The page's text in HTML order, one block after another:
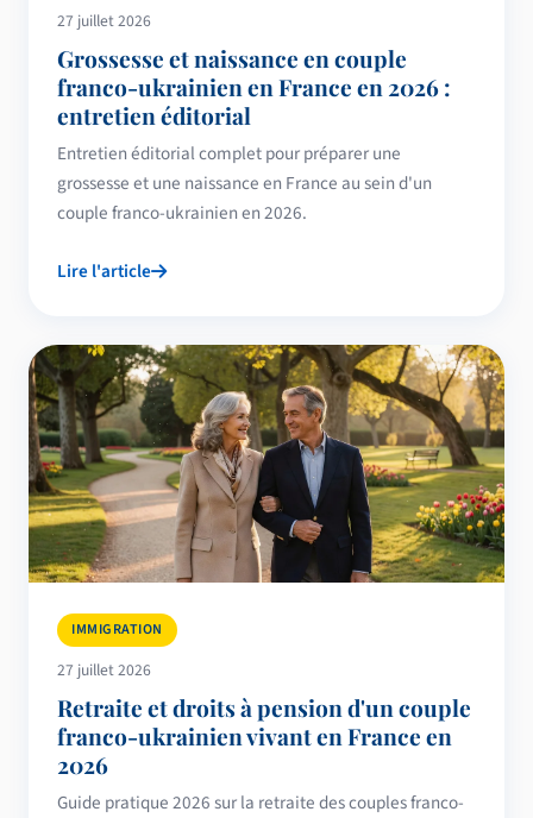
27 juillet 2026
Grossesse et naissance en couple
franco-ukrainien en France en 2026 :
entretien éditorial
Entretien éditorial complet pour préparer une
grossesse et une naissance en France au sein d'un
couple franco-ukrainien en 2026.
Lire l'article
IMMIGRATION
27 juillet 2026
Retraite et droits à pension d'un couple
franco-ukrainien vivant en France en
2026
Guide pratique 2026 sur la retraite des couples franco-